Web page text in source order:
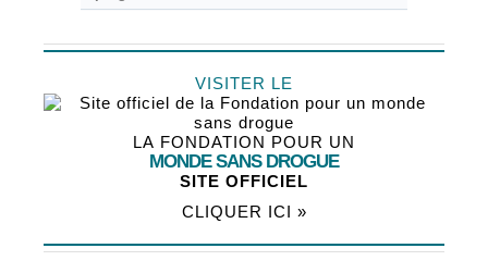
VISITER LE
LA FONDATION POUR UN
MONDE SANS DROGUE
SITE OFFICIEL
CLIQUER ICI »